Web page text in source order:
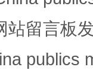
站留言板
publics